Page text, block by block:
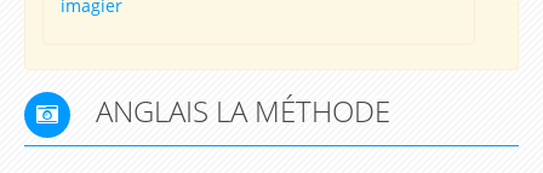
imagier
ANGLAIS LA MÉTHODE